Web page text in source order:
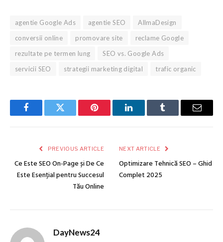
agentie Google Ads agentie SEO
AllmaDesign
conversii online
promovare site
reclame Google
rezultate pe termen lung
SEO vs. Google Ads
servicii SEO
strategii marketing digital trafic organic
FacebookTwitter Pinterest LinkedInTumblr Email
PREVIOUS ARTICLE
Ce Este SEO On-Page și De Ce
Este Esențial pentru Succesul
Tău Online
NEXT ARTICLE
Optimizare Tehnică SEO – Ghid
Complet 2025
DayNews24